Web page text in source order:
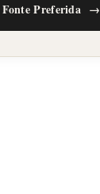
Fonte Preferida →